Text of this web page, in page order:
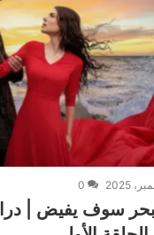
0
سوف يفيض |